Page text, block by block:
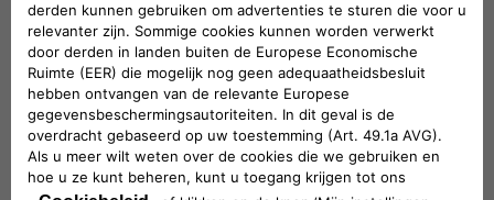
De perfecte match
Alleen de originele Jeep® onderdelen van
Mopar zijn perfect geïntegreerd met de
specificaties en het ontwerp van elke wagen.
Dat betekent dat onze onderdelen telkens
precies passen en de vervanging ervan
eenvoudig verloopt.